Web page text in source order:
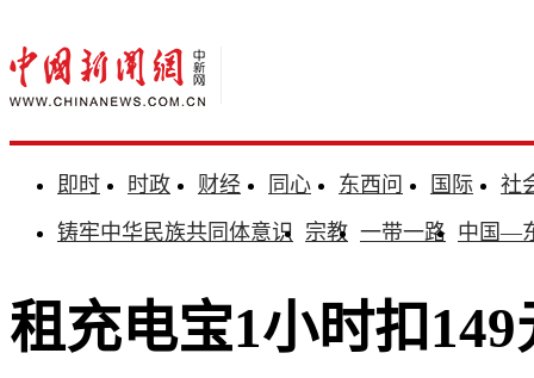
即时 时政 财经 同心 东西问 国际
社
铸牢中华民族共同体意识 宗教 一带一路 中国—
租充电宝1小时扣